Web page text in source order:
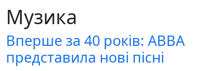
Музика
Вперше за 40 років: АВВА
представила нові пісні